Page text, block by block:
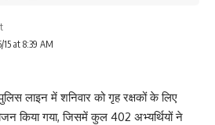
at 8:39 AM
लाइन में शनिवार को गृह रक्षकों के लिए
किया गया, जिसमें कुल 402 अभ्यर्थियों ने